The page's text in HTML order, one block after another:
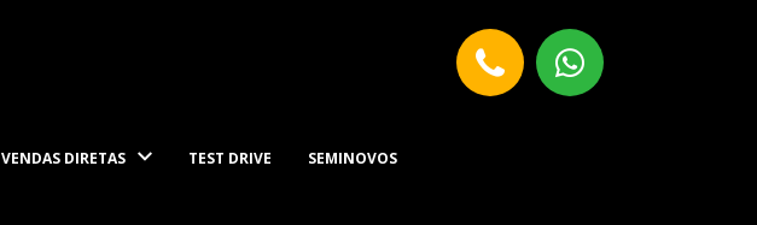
VENDAS DIRETAS TEST DRIVE SEMINOVOS